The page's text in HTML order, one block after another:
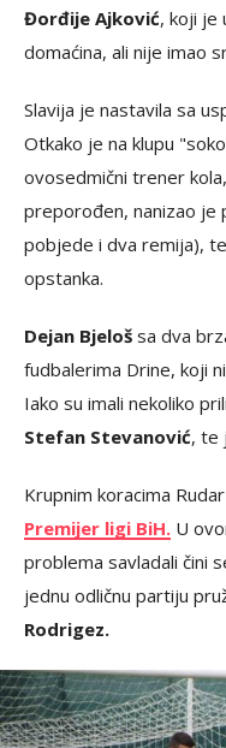
Đorđije Ajković, koji je
domaćina, ali nije imao
Slavija je nastavila sa
Otkako je na klupu
ovosedmični trener
preporođen, nanizao je
pobjede i dva remija),
opstanka.
Dejan Bjeloš sa dva
fudbalerima Drine, koji
Iako su imali nekoliko
Stefan Stevanović, te
Krupnim koracima
Premijer ligi BiH. U
problema savladali čini
jednu odličnu partiju
Rodrigez.